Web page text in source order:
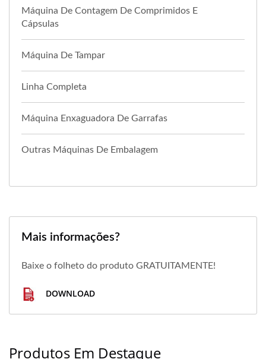
Máquina De Contagem De Comprimidos E
Cápsulas
Máquina De Tampar
Linha Completa
Máquina Enxaguadora De Garrafas
Outras Máquinas De Embalagem
Mais informações?
Baixe o folheto do produto GRATUITAMENTE!
DOWNLOAD
Produtos Em Destaque